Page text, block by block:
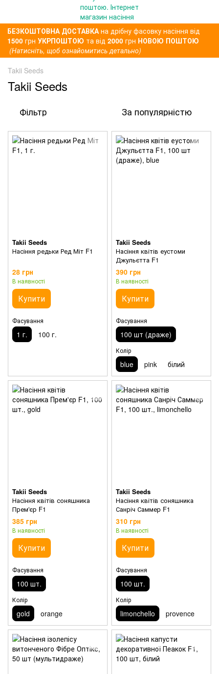
БЕЗКОШТОВНА ДОСТАВКАна дрібну фасовку насіння від
1500 грн УКРПОШТОЮ та від 2000 грн НОВОЮ ПОШТОЮ
(Натисніть, щоб ознайомитись детально)
Takii Seeds
Takii Seeds
Фільтр За популярністю
Takii Seeds
Насіння редьки Ред Міт F1
28 грн
В наявності
Купити
Фасування
1 г. 100 г.
Takii Seeds
Насіння квітів еустоми
Джульєтта F1
390 грн
В наявності
Купити
Фасування
100 шт (драже)
Колір
blue pink білий
Takii Seeds
Насіння квітів соняшника
Прем'єр F1
385 грн
В наявності
Купити
Фасування
100 шт.
Колір
gold orange
Takii Seeds
Насіння квітів соняшника
Санріч Саммер F1
310 грн
В наявності
Купити
Фасування
100 шт.
Колір
limonchello provence